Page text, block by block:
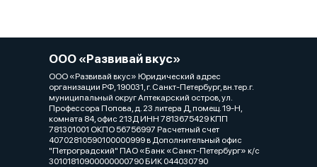
ООО «Развивай вкус»
ООО «Развивай вкус» Юридический адрес
организации РФ, 190031, г. Санкт-Петербург, вн.тер.г.
муниципальный округ Аптекарский остров, ул.
Профессора Попова, д. 23 литера Д, помещ. 19-Н,
комната 84, офис 213Д ИНН 7813675429 КПП
781301001 ОКПО 56756997 Расчетный счет
40702810590100000999 в Дополнительный офис
"Петроградский" ПАО «Банк «Санкт-Петербург» к/с
30101810900000000790 БИК 044030790